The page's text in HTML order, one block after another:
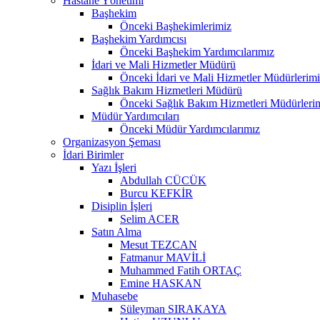
Başhekim
Önceki Başhekimlerimiz
Başhekim Yardımcısı
Önceki Başhekim Yardımcılarımız
İdari ve Mali Hizmetler Müdürü
Önceki İdari ve Mali Hizmetler
Sağlık Bakım Hizmetleri Müdürü
Önceki Sağlık Bakım Hizmetleri
Müdür Yardımcıları
Önceki Müdür Yardımcılarımız
Organizasyon Şeması
İdari Birimler
Yazı İşleri
Abdullah CÜCÜK
Burcu KEFKİR
Disiplin İşleri
Selim ACER
Satın Alma
Mesut TEZCAN
Fatmanur MAVİLİ
Muhammed Fatih ORTAÇ
Emine HASKAN
Muhasebe
Süleyman SIRAKAYA